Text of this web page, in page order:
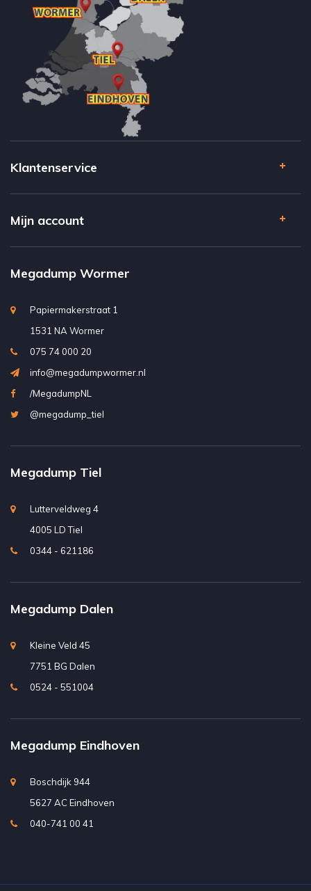
Klantenservice
Mijn account
Megadump Wormer
Papiermakerstraat 1
1531 NA Wormer
075 74 000 20
info@megadumpwormer.nl
/MegadumpNL
@megadump_tiel
Megadump Tiel
Lutterveldweg 4
4005 LD Tiel
0344 - 621186
Megadump Dalen
Kleine Veld 45
7751 BG Dalen
0524 - 551004
Megadump Eindhoven
Boschdijk 944
5627 AC Eindhoven
040-741 00 41